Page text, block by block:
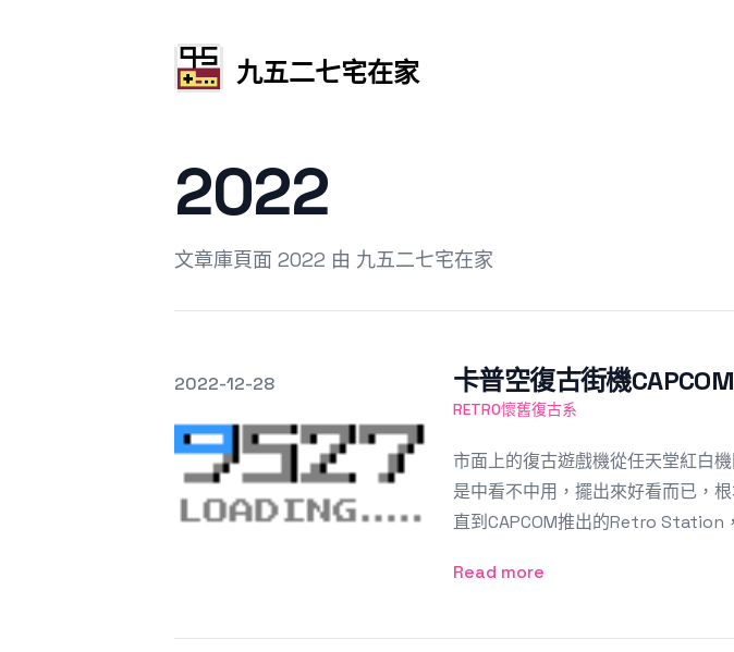
九五二七宅在家
2022
文章庫頁面 2022 由 九五二七宅在家
發文於
2022-12-28
卡普空復古街機
RETRO懷舊復古系
市面上的復古遊戲機從任天堂紅白
是中看不中用，擺出來好看而已，
直到CAPCOM推出的Retro Station
Read more